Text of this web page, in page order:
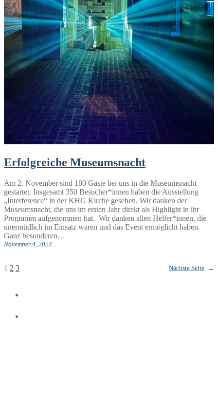
Erfolgreiche Museumsnacht
Am 2. November sind 180 Gäste bei uns in die Museumsnacht
gestartet. Insgesamt 350 Besucher*innen haben die Ausstellung
„Interference“ in der KHG Kirche gesehen. Wir danken der
Museumsnacht, die uns im ersten Jahr direkt als Highlight in ihr
Programm aufgenommen hat. Wir danken allen Helfer*innen, die
unermüdlich im Einsatz waren und das Event ermöglicht haben.
Ganz besonderen…
November 4, 2024
1 2 3 Nächste Seite →